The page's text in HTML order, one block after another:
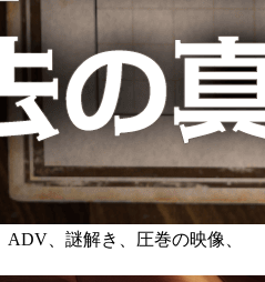
、謎解き、圧巻の映像、